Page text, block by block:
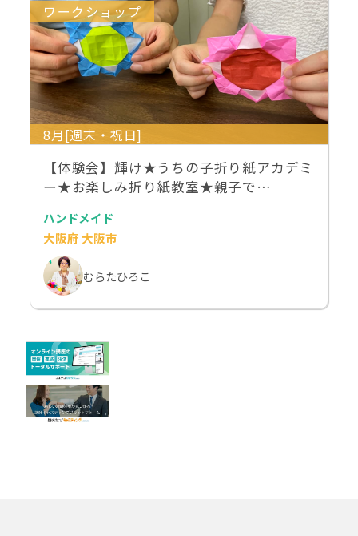
ワークショップ
8月[週末・祝日]
【体験会】輝け★うちの子折り紙アカデミ
ー★お楽しみ折り紙教室★親子で…
ハンドメイド
大阪府 大阪市
むらたひろこ